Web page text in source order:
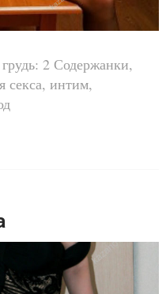
2 Содержанки,
секса, интим,